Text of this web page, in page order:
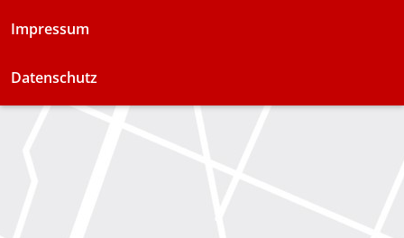
Impressum
Datenschutz